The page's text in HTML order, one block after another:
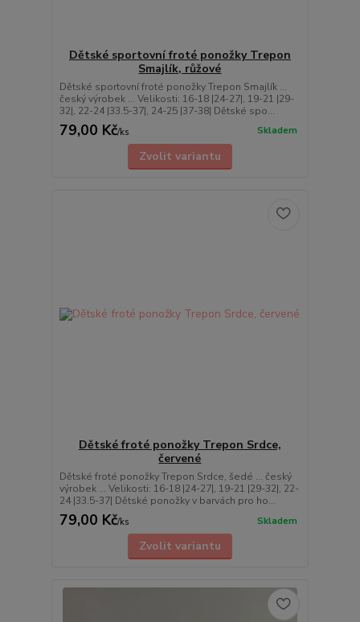
Dětské sportovní froté ponožky Trepon
Smajlík, růžové
Dětské sportovní froté ponožky Trepon Smajlík ...
český výrobek ... Velikosti: 16-18 |24-27|, 19-21 |29-
32|, 22-24 |33.5-37|, 24-25 |37-38| Dětské spo...
79,00 Kč/ks Skladem
Zvolit variantu
Dětské froté ponožky Trepon Srdce,
červené
Dětské froté ponožky Trepon Srdce, šedé ... český
výrobek ... Velikosti: 16-18 |24-27|, 19-21 |29-32|, 22-
24 |33.5-37| Dětské ponožky v barvách pro ho...
79,00 Kč/ks Skladem
Zvolit variantu